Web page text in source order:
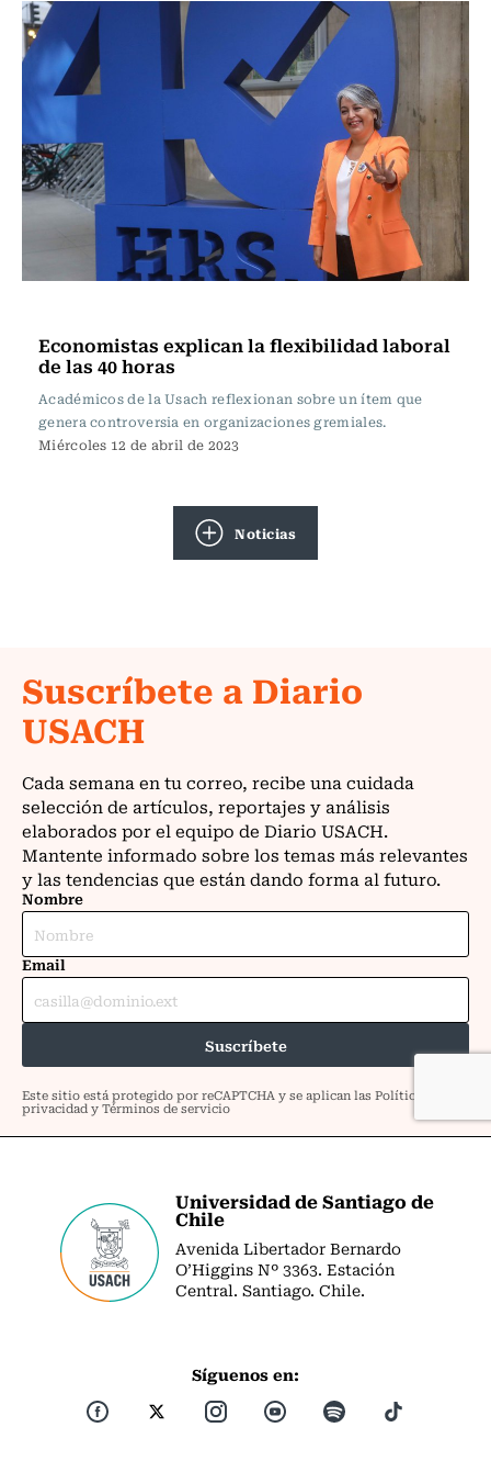
Economistas explican la flexibilidad laboral
de las 40 horas
Académicos de la Usach reflexionan sobre un ítem que
genera controversia en organizaciones gremiales.
Miércoles 12 de abril de 2023
Noticias
Universidad de Santiago de
Chile
Avenida Libertador Bernardo
O’Higgins Nº 3363. Estación
Central. Santiago. Chile.
Síguenos en: